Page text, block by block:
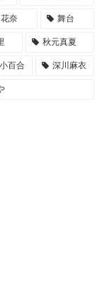
奈 舞台
秋元真夏
百合 深川麻衣